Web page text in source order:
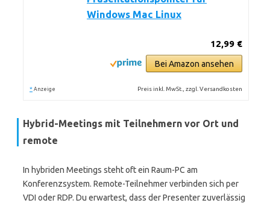
Windows Mac Linux
12,99 €
Bei Amazon ansehen
* Anzeige Preis inkl. MwSt., zzgl. Versandkosten
Hybrid-Meetings mit Teilnehmern vor Ort und
remote
In hybriden Meetings steht oft ein Raum-PC am
Konferenzsystem. Remote-Teilnehmer verbinden sich per
VDI oder RDP. Du erwartest, dass der Presenter zuverlässig